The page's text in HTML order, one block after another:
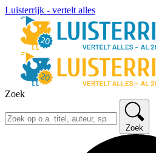
Luisterrijk - vertelt alles
Zoek
Zoek